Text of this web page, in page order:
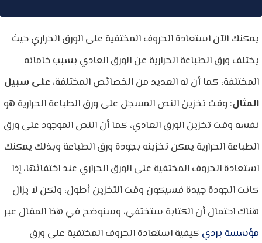
يمكنك الآن استعادة الحروف المختفية على الورق الحراري حيث
يختلف ورق الطباعة الحرارية عن الورق العادي بسبب خاماته
المختلفة، كما أن له العديد من الخصائص المختلفة، على سبيل
المثال: وقت تخزين النص المسجل على ورق الطباعة الحرارية هو
نفسه وقت تخزين الورق العادي، كما أن النص الموجود على ورق
الطباعة الحرارية يمكن تخزينه بجودة ورق الطباعة وبذلك يمكنك
استعادة الحروف المختفية على الورق الحراري عند اختفائها، إذا
كانت الجودة جيدة فسيكون وقت التخزين أطول، ولكن لا يزال
هناك احتمال أن الكتابة ستختفي، وسنوضح في هذا المقال عبر
مؤسسة بردي كيفية استعادة الحروف المختفية على ورق